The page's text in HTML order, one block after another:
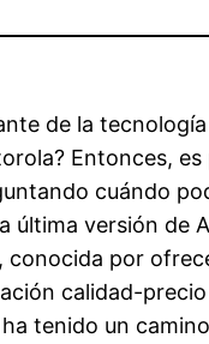
de la
Entonces, es
cuándo
última versión de
conocida por
calidad-
tenido un